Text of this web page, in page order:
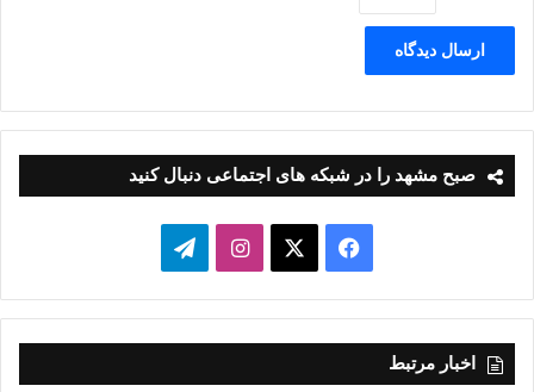
صبح مشهد را در شبکه های اجتماعی دنبال کنید
فیسبوک ایکساینستاگرامتلگرام
اخبار مرتبط